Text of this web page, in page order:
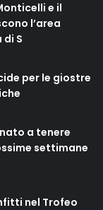
e il
l’area
S
per le giostre
a tenere
settimane
nel Trofeo